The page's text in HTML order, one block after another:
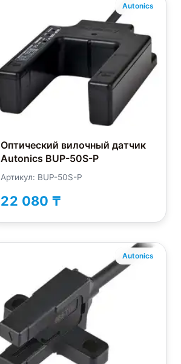
Autonics
Оптический вилочный датчик
Autonics BUP-50S-P
Артикул: BUP-50S-P
22 080 ₸
Autonics